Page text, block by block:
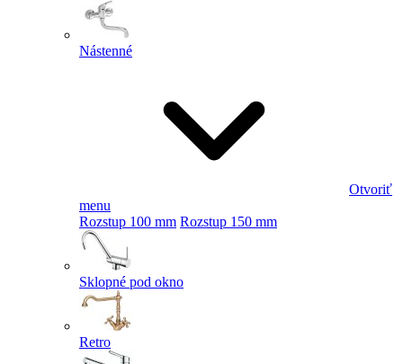
Nástenné
Otvoriť
menu
Rozstup 100 mm Rozstup 150 mm
Sklopné pod okno
Retro